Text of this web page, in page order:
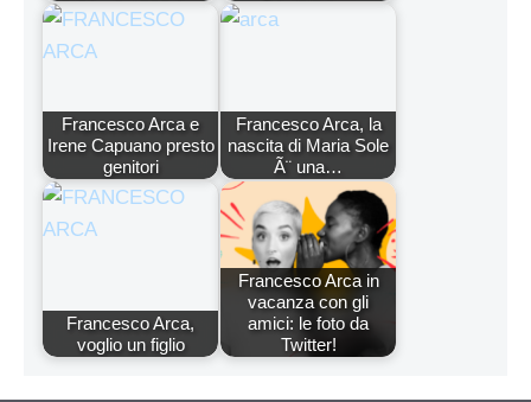
Francesco Arca e
Irene Capuano presto
genitori
Francesco Arca, la
nascita di Maria Sole
Ã¨ una…
Francesco Arca,
voglio un figlio
Francesco Arca in
vacanza con gli
amici: le foto da
Twitter!